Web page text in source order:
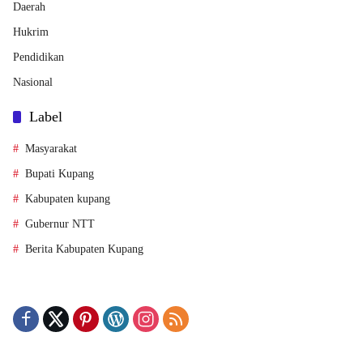
Daerah
Hukrim
Pendidikan
Nasional
Label
Masyarakat
Bupati Kupang
Kabupaten kupang
Gubernur NTT
Berita Kabupaten Kupang